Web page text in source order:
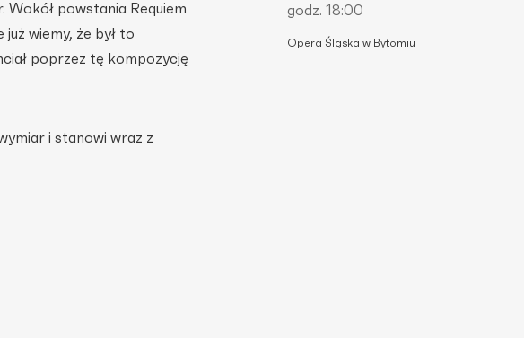
Wokół powstania Requiem
już wiemy, że był to
poprzez tę kompozycję
i stanowi wraz z
godz. 18:00
Opera Śląska w Bytomiu